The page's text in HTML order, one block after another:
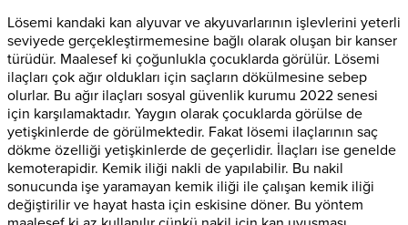
Lösemi kandaki kan alyuvar ve akyuvarlarının işlevlerini yeterli
seviyede gerçekleştirmemesine bağlı olarak oluşan bir kanser
türüdür. Maalesef ki çoğunlukla çocuklarda görülür. Lösemi
ilaçları çok ağır oldukları için saçların dökülmesine sebep
olurlar. Bu ağır ilaçları sosyal güvenlik kurumu 2022 senesi
için karşılamaktadır. Yaygın olarak çocuklarda görülse de
yetişkinlerde de görülmektedir. Fakat lösemi ilaçlarının saç
dökme özelliği yetişkinlerde de geçerlidir. İlaçları ise genelde
kemoterapidir. Kemik iliği nakli de yapılabilir. Bu nakil
sonucunda işe yaramayan kemik iliği ile çalışan kemik iliği
değiştirilir ve hayat hasta için eskisine döner. Bu yöntem